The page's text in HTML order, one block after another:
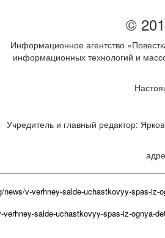
©
Информационное агентство
информационных технологий и
Учредитель и главный редактор:
news/v-verhney-salde-uchastkovyy-spas-iz-
salde-uchastkovyy-spas-iz-ognya-